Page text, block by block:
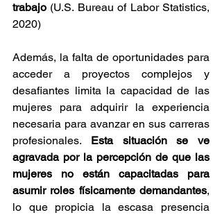
trabajo (U.S. Bureau of Labor Statistics,
2020)
Además, la falta de oportunidades para
acceder a proyectos complejos y
desafiantes limita la capacidad de las
mujeres para adquirir la experiencia
necesaria para avanzar en sus carreras
profesionales. Esta situación se ve
agravada por la percepción de que las
mujeres no están capacitadas para
asumir roles físicamente demandantes,
lo que propicia la escasa presencia